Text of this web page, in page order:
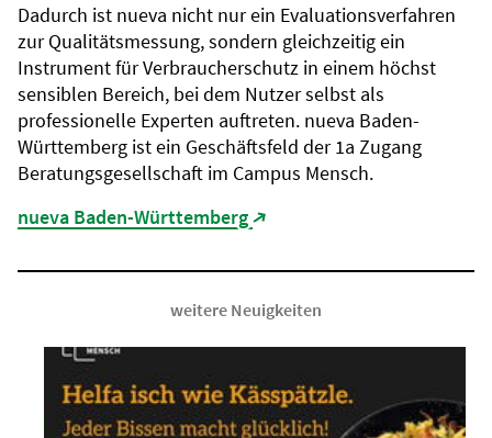
Dadurch ist nueva nicht nur ein Evaluationsverfahren
zur Qualitätsmessung, sondern gleichzeitig ein
Instrument für Verbraucherschutz in einem höchst
sensiblen Bereich, bei dem Nutzer selbst als
professionelle Experten auftreten. nueva Baden-
Württemberg ist ein Geschäftsfeld der 1a Zugang
Beratungsgesellschaft im Campus Mensch.
nueva Baden-Württemberg(Link öffnet in neuem Tab)
weitere Neuigkeiten